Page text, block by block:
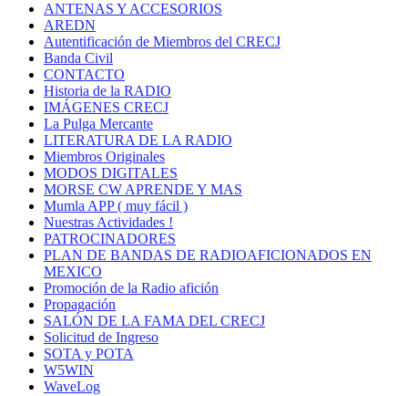
ANTENAS Y ACCESORIOS
AREDN
Autentificación de Miembros del CRECJ
Banda Civil
CONTACTO
Historia de la RADIO
IMÁGENES CRECJ
La Pulga Mercante
LITERATURA DE LA RADIO
Miembros Originales
MODOS DIGITALES
MORSE CW APRENDE Y MAS
Mumla APP ( muy fácil )
Nuestras Actividades !
PATROCINADORES
PLAN DE BANDAS DE RADIOAFICIONADOS EN
MEXICO
Promoción de la Radio afición
Propagación
SALÓN DE LA FAMA DEL CRECJ
Solicitud de Ingreso
SOTA y POTA
W5WIN
WaveLog